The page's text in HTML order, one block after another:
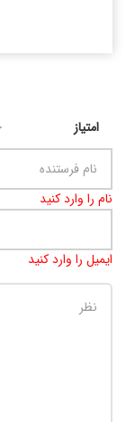
امتیاز
نام را وارد کنید
ایمیل را وارد کنید